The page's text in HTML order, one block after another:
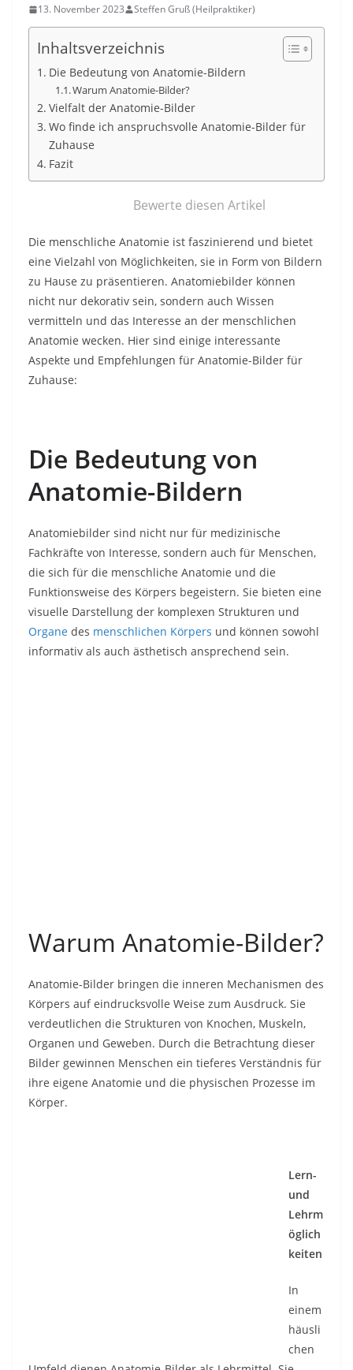
13. November 2023 Steffen Gruß (Heilpraktiker)
Inhaltsverzeichnis
Die Bedeutung von Anatomie-Bildern
Warum Anatomie-Bilder?
Vielfalt der Anatomie-Bilder
Wo finde ich anspruchsvolle Anatomie-Bilder für
Zuhause
Fazit
Bewerte diesen Artikel
Die menschliche Anatomie ist faszinierend und bietet
eine Vielzahl von Möglichkeiten, sie in Form von Bildern
zu Hause zu präsentieren. Anatomiebilder können
nicht nur dekorativ sein, sondern auch Wissen
vermitteln und das Interesse an der menschlichen
Anatomie wecken. Hier sind einige interessante
Aspekte und Empfehlungen für Anatomie-Bilder für
Zuhause:
Die Bedeutung von
Anatomie-Bildern
Anatomiebilder sind nicht nur für medizinische
Fachkräfte von Interesse, sondern auch für Menschen,
die sich für die menschliche Anatomie und die
Funktionsweise des Körpers begeistern. Sie bieten eine
visuelle Darstellung der komplexen Strukturen und
Organe des menschlichen Körpers und können sowohl
informativ als auch ästhetisch ansprechend sein.
Warum Anatomie-Bilder?
Anatomie-Bilder bringen die inneren Mechanismen des
Körpers auf eindrucksvolle Weise zum Ausdruck. Sie
verdeutlichen die Strukturen von Knochen, Muskeln,
Organen und Geweben. Durch die Betrachtung dieser
Bilder gewinnen Menschen ein tieferes Verständnis für
ihre eigene Anatomie und die physischen Prozesse im
Körper.
Lern-
und
Lehrm
öglich
keiten
In
einem
häusli
chen